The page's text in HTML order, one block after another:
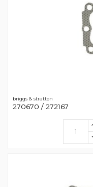
briggs & stratton
270670 / 272167